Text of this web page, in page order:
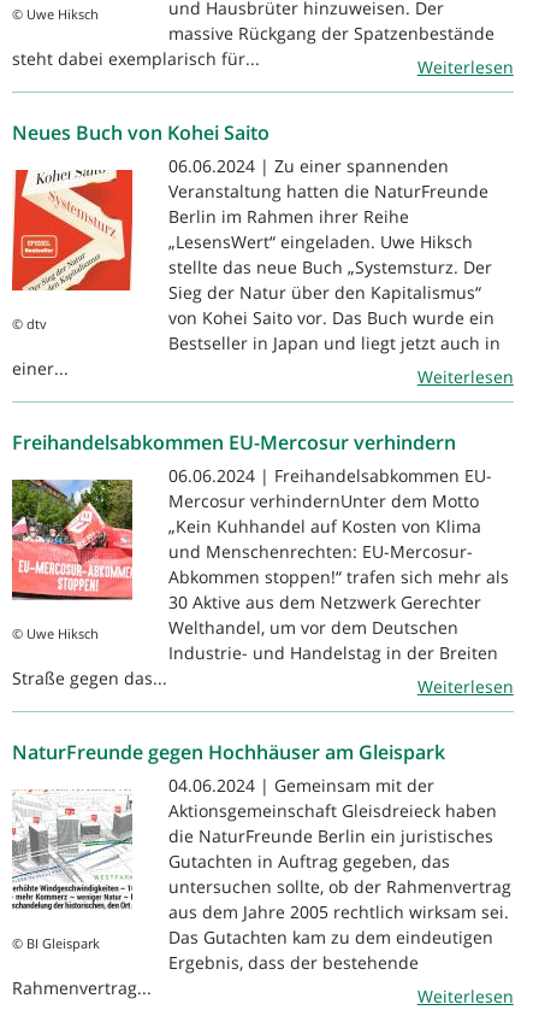
© Uwe Hiksch
und Hausbrüter hinzuweisen. Der
massive Rückgang der Spatzenbestände
steht dabei exemplarisch für...
Weiterlesen
Neues Buch von Kohei Saito
© dtv
06.06.2024 | Zu einer spannenden
Veranstaltung hatten die NaturFreunde
Berlin im Rahmen ihrer Reihe
„LesensWert“ eingeladen. Uwe Hiksch
stellte das neue Buch „Systemsturz. Der
Sieg der Natur über den Kapitalismus“
von Kohei Saito vor. Das Buch wurde ein
Bestseller in Japan und liegt jetzt auch in
einer...
Weiterlesen
Freihandelsabkommen EU-Mercosur verhindern
© Uwe Hiksch
06.06.2024 | Freihandelsabkommen EU-
Mercosur verhindernUnter dem Motto
„Kein Kuhhandel auf Kosten von Klima
und Menschenrechten: EU-Mercosur-
Abkommen stoppen!“ trafen sich mehr als
30 Aktive aus dem Netzwerk Gerechter
Welthandel, um vor dem Deutschen
Industrie- und Handelstag in der Breiten
Straße gegen das...
Weiterlesen
NaturFreunde gegen Hochhäuser am Gleispark
© BI Gleispark
04.06.2024 | Gemeinsam mit der
Aktionsgemeinschaft Gleisdreieck haben
die NaturFreunde Berlin ein juristisches
Gutachten in Auftrag gegeben, das
untersuchen sollte, ob der Rahmenvertrag
aus dem Jahre 2005 rechtlich wirksam sei.
Das Gutachten kam zu dem eindeutigen
Ergebnis, dass der bestehende
Rahmenvertrag...
Weiterlesen